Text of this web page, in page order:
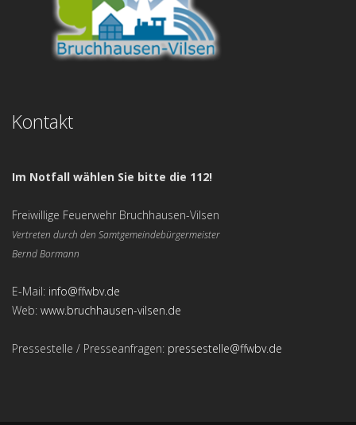
Kontakt
Im Notfall wählen Sie bitte die 112!
Freiwillige Feuerwehr Bruchhausen-Vilsen
Vertreten durch den Samtgemeindebürgermeister
Bernd Bormann
E-Mail: info@ffwbv.de
Web: www.bruchhausen-vilsen.de
Pressestelle / Presseanfragen: pressestelle@ffwbv.de